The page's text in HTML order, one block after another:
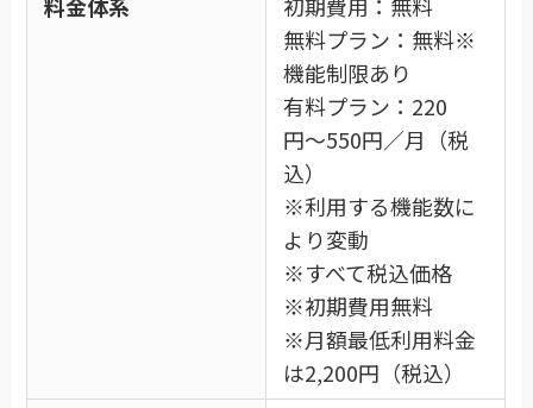
無料プラン：無料※
機能制限あり
有料プラン：220
円〜550円／月（税
込）
※利用する機能数に
より変動
※すべて税込価格
※初期費用無料
※月額最低利用料金
は2,200円（税込）